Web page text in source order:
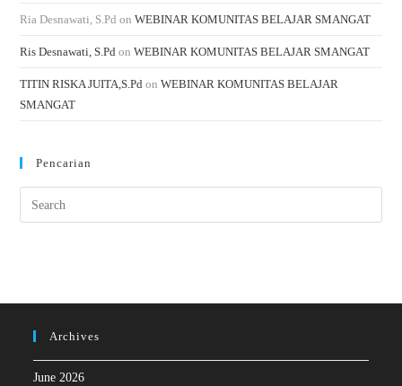
Ria Desnawati, S.Pd onWEBINAR KOMUNITAS BELAJAR SMANGAT
Ris Desnawati, S.Pd onWEBINAR KOMUNITAS BELAJAR SMANGAT
TITIN RISKA JUITA,S.Pd onWEBINAR KOMUNITAS BELAJAR
SMANGAT
Pencarian
Archives
June 2026